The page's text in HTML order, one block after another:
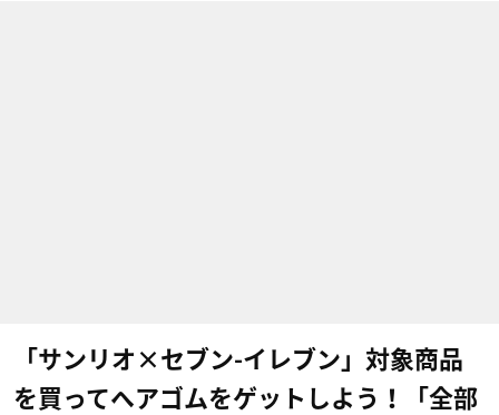
「サンリオ×セブン-イレブン」対象商品
を買ってヘアゴムをゲットしよう！「全部